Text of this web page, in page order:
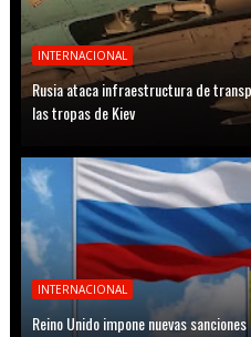
INTERNACIONAL
Rusia ataca infraestructura de
las tropas de Kiev
INTERNACIONAL
Reino Unido impone nuevas sanciones